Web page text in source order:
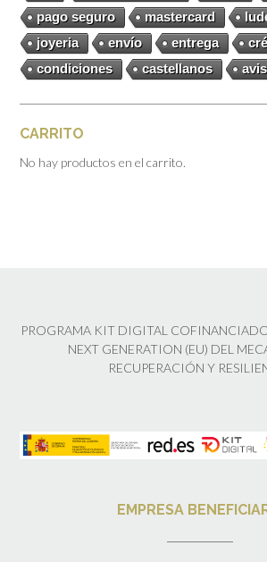
pago seguro
mastercard
joyeria
envío entrega
condiciones
castellanos
CARRITO
No hay productos en el carrito.
PROGRAMA KIT DIGITAL
NEXT GENERATION (EU) DEL
RECUPERACIÓN Y
EMPRESA